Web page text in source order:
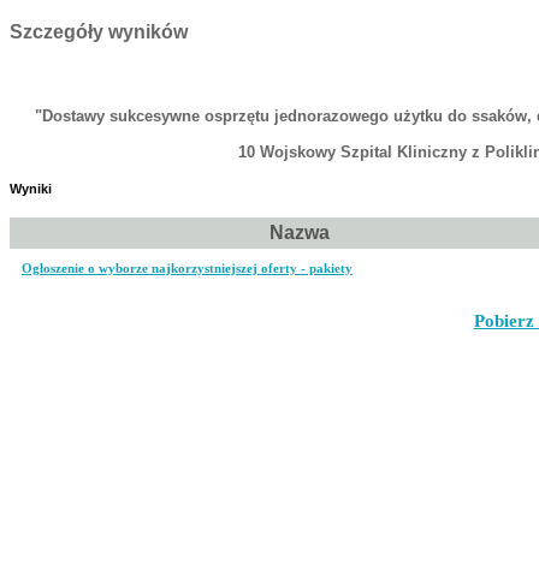
Szczegóły wyników
"Dostawy sukcesywne osprzętu jednorazowego użytku do
10 Wojskowy Szpital Kliniczny z
Wyniki
Nazwa
Ogłoszenie o wyborze najkorzystniejszej oferty - pakiety
Pobierz